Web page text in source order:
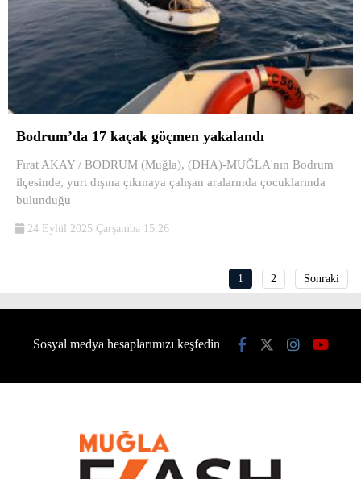
Bodrum’da 17 kaçak göçmen yakalandı
Fırat AKAY / BODRUM (Muğla), (DHA)-MUĞLA'nın Bodrum
ilçesinde, yurt dışına çıkmaya çalışan aralarında çocuklarında
bulunduğu
24 Eylül 2025 Çarşamba 15:26
1 2 Sonraki
Sosyal medya hesaplarımızı keşfedin